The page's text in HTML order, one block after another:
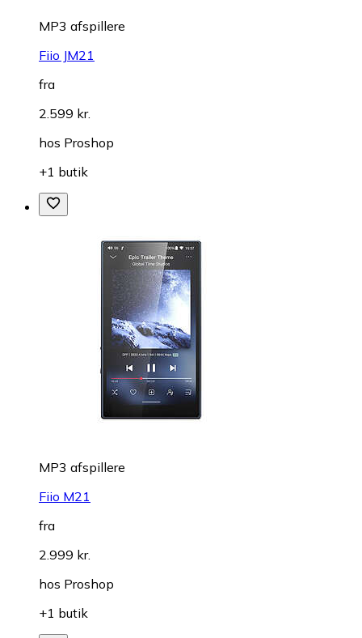
MP3 afspillere
Fiio JM21
fra
2.599 kr.
hos Proshop
+1 butik
MP3 afspillere
Fiio M21
fra
2.999 kr.
hos Proshop
+1 butik